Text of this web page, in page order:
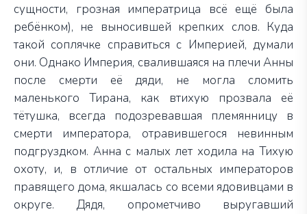
сущности, грозная императрица всё ещё была
ребёнком), не выносившей крепких слов. Куда
такой соплячке справиться с Империей, думали
они. Однако Империя, свалившаяся на плечи Анны
после смерти её дяди, не могла сломить
маленького Тирана, как втихую прозвала её
тётушка, всегда подозревавшая племянницу в
смерти императора, отравившегося невинным
подгруздком. Анна с малых лет ходила на Тихую
охоту, и, в отличие от остальных императоров
правящего дома, якшалась со всеми ядовивцами в
округе. Дядя, опрометчиво выругавший